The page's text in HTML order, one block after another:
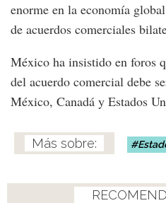
enorme en la economía
de acuerdos comerciales
México ha insistido en foros
del acuerdo comercial debe
México, Canadá y Estados